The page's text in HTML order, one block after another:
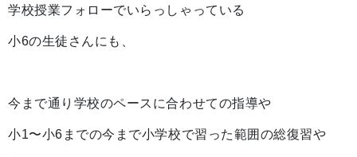
学校授業フォローでいらっしゃっている
小6の生徒さんにも、
今まで通り学校のペースに合わせての指導や
小1〜小6までの今まで小学校で習った範囲の総復習や